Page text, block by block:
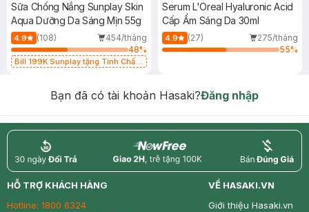
Sữa Chống Nắng Sunplay Skin
Aqua Dưỡng Da Sáng Mịn 55g
4.9 (108)
454/tháng
48%
Bill 199K Sunplay tặng Tinh Chất
Serum L'Oreal Hyaluronic Acid
Cấp Ẩm Sáng Da 30ml
4.9 (27)
275/tháng
55%
Bạn đã có tài khoản Hasaki?Đăng nhập
return nowfree price
HỖ TRỢ KHÁCH HÀNG
Hotline: 1800 6324
VỀ HASAKI.VN
Giới thiệu Hasaki.vn